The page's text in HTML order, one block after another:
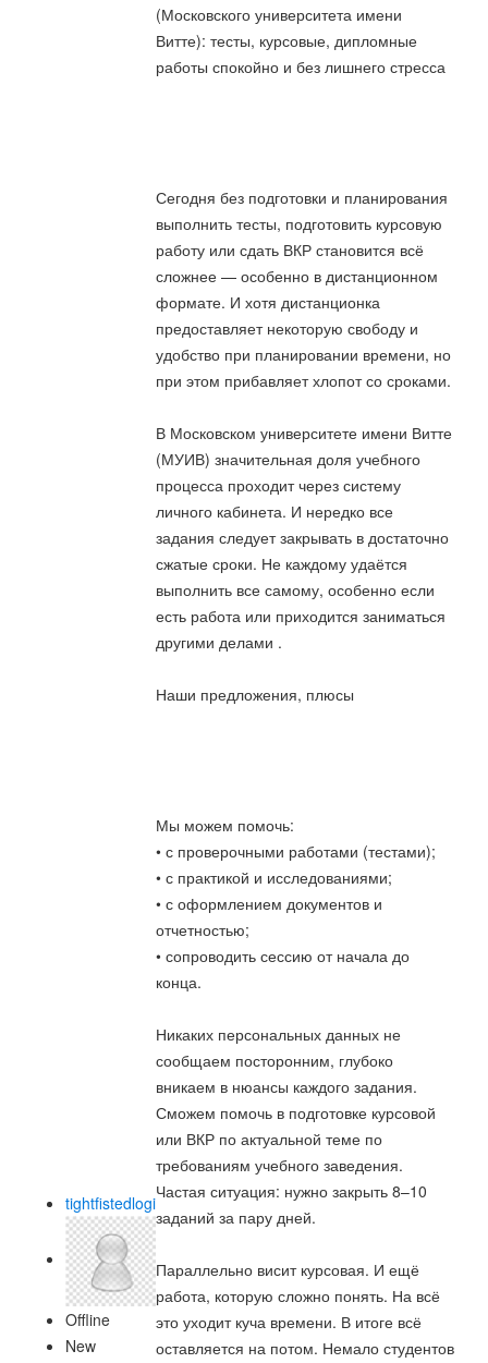
tightfistedlogi
Offline
New
(Московского университета имени
Витте): тесты, курсовые, дипломные
работы спокойно и без лишнего стресса
Сегодня без подготовки и планирования
выполнить тесты, подготовить курсовую
работу или сдать ВКР становится всё
сложнее — особенно в дистанционном
формате. И хотя дистанционка
предоставляет некоторую свободу и
удобство при планировании времени, но
при этом прибавляет хлопот со сроками.
В Московском университете имени Витте
(МУИВ) значительная доля учебного
процесса проходит через систему
личного кабинета. И нередко все
задания следует закрывать в достаточно
сжатые сроки. Не каждому удаётся
выполнить все самому, особенно если
есть работа или приходится заниматься
другими делами .
Наши предложения, плюсы
Мы можем помочь:
• с проверочными работами (тестами);
• с практикой и исследованиями;
• с оформлением документов и
отчетностью;
• сопроводить сессию от начала до
конца.
Никаких персональных данных не
сообщаем посторонним, глубоко
вникаем в нюансы каждого задания.
Сможем помочь в подготовке курсовой
или ВКР по актуальной теме по
требованиям учебного заведения.
Частая ситуация: нужно закрыть 8–10
заданий за пару дней.
Параллельно висит курсовая. И ещё
работа, которую сложно понять. На всё
это уходит куча времени. В итоге всё
оставляется на потом. Немало студентов